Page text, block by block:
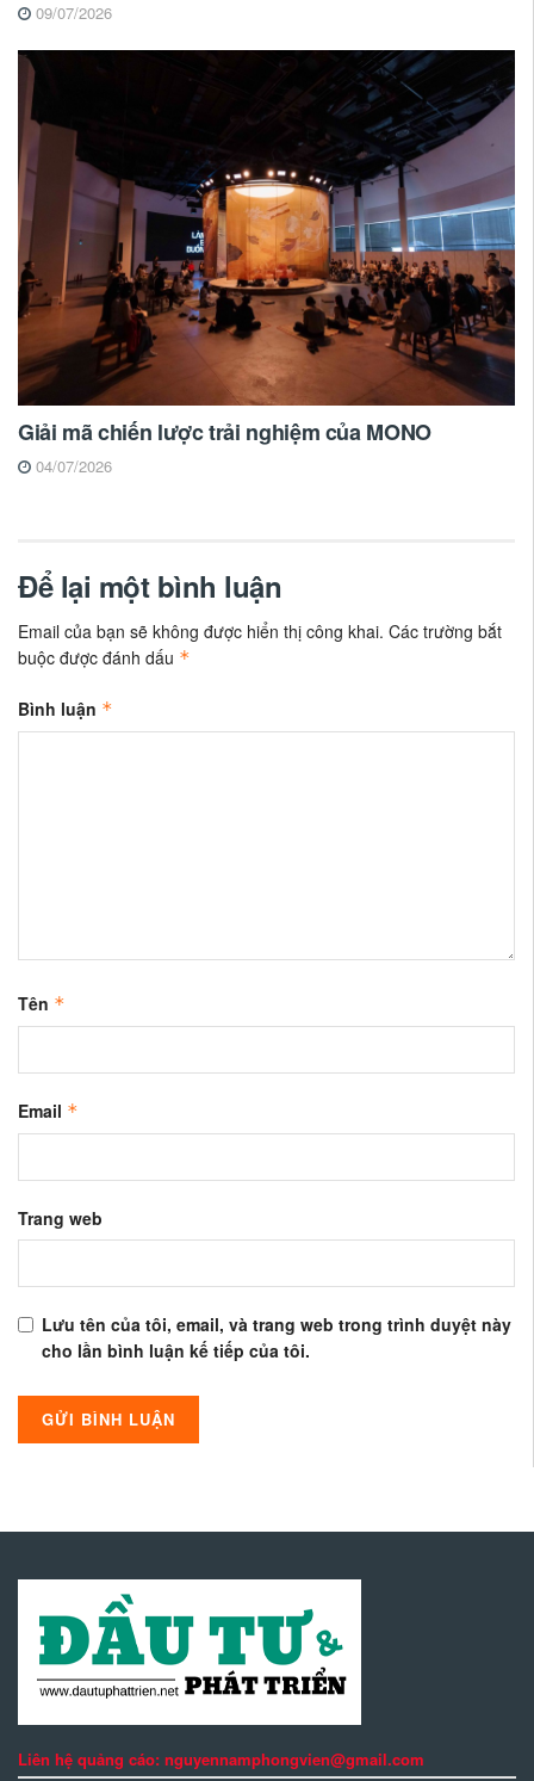
09/07/2026
Giải mã chiến lược trải nghiệm của MONO
04/07/2026
Để lại một bình luận
Email của bạn sẽ không được hiển thị công khai. Các trường bắt
buộc được đánh dấu *
Bình luận *
Tên *
Email *
Trang web
Lưu tên của tôi, email, và trang web trong trình duyệt này
cho lần bình luận kế tiếp của tôi.
Liên hệ quảng cáo: nguyennamphongvien@gmail.com